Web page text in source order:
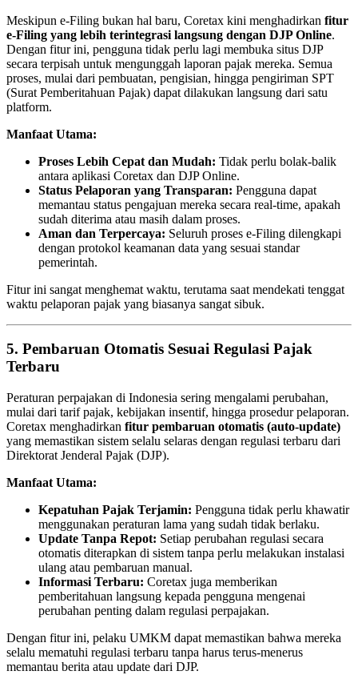
Meskipun e-Filing bukan hal baru, Coretax kini menghadirkan fitur
e-Filing yang lebih terintegrasi langsung dengan DJP Online.
Dengan fitur ini, pengguna tidak perlu lagi membuka situs DJP
secara terpisah untuk mengunggah laporan pajak mereka. Semua
proses, mulai dari pembuatan, pengisian, hingga pengiriman SPT
(Surat Pemberitahuan Pajak) dapat dilakukan langsung dari satu
platform.
Manfaat Utama:
Proses Lebih Cepat dan Mudah: Tidak perlu bolak-balik
antara aplikasi Coretax dan DJP Online.
Status Pelaporan yang Transparan: Pengguna dapat
memantau status pengajuan mereka secara real-time, apakah
sudah diterima atau masih dalam proses.
Aman dan Terpercaya: Seluruh proses e-Filing dilengkapi
dengan protokol keamanan data yang sesuai standar
pemerintah.
Fitur ini sangat menghemat waktu, terutama saat mendekati tenggat
waktu pelaporan pajak yang biasanya sangat sibuk.
5. Pembaruan Otomatis Sesuai Regulasi Pajak
Terbaru
Peraturan perpajakan di Indonesia sering mengalami perubahan,
mulai dari tarif pajak, kebijakan insentif, hingga prosedur pelaporan.
Coretax menghadirkan fitur pembaruan otomatis (auto-update)
yang memastikan sistem selalu selaras dengan regulasi terbaru dari
Direktorat Jenderal Pajak (DJP).
Manfaat Utama:
Kepatuhan Pajak Terjamin: Pengguna tidak perlu khawatir
menggunakan peraturan lama yang sudah tidak berlaku.
Update Tanpa Repot: Setiap perubahan regulasi secara
otomatis diterapkan di sistem tanpa perlu melakukan instalasi
ulang atau pembaruan manual.
Informasi Terbaru: Coretax juga memberikan
pemberitahuan langsung kepada pengguna mengenai
perubahan penting dalam regulasi perpajakan.
Dengan fitur ini, pelaku UMKM dapat memastikan bahwa mereka
selalu mematuhi regulasi terbaru tanpa harus terus-menerus
memantau berita atau update dari DJP.